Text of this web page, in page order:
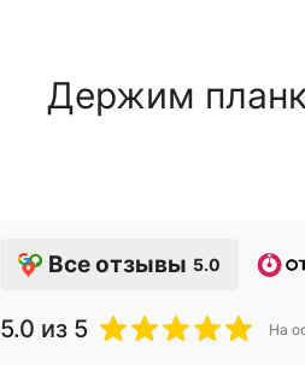
Держим
Все отзывы 5.0
5.0 из 5 На